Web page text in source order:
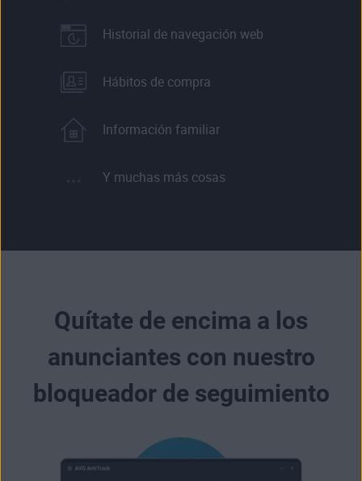
Historial de navegación web
Hábitos de compra
Información familiar
Y muchas más cosas
Quítate de encima a los
anunciantes con nuestro
bloqueador de seguimiento